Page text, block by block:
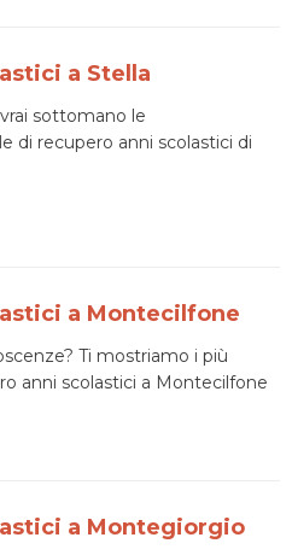
a Stella
sottomano le
di recupero anni scolastici di
a Montecilfone
Ti mostriamo i più
anni scolastici a Montecilfone
a Montegiorgio